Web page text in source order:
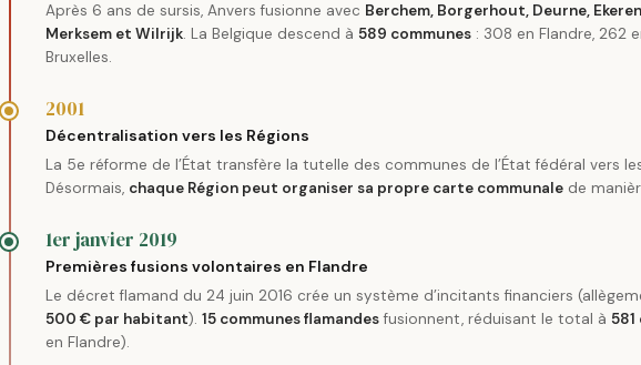
Après 6 ans de sursis, Anvers fusionne avec Berchem, Borgerhout, Deurne,
Merksem et Wilrijk. La Belgique descend à 589 communes : 308 en Flandre, 262
Bruxelles.
2001
Décentralisation vers les Régions
La 5e réforme de l’État transfère la tutelle des communes de l’État fédéral vers
Désormais, chaque Région peut organiser sa propre carte communale de
1er janvier 2019
Premières fusions volontaires en Flandre
Le décret flamand du 24 juin 2016 crée un système d’incitants financiers
500 € par habitant).15 communes flamandesfusionnent, réduisant le total à
en Flandre).